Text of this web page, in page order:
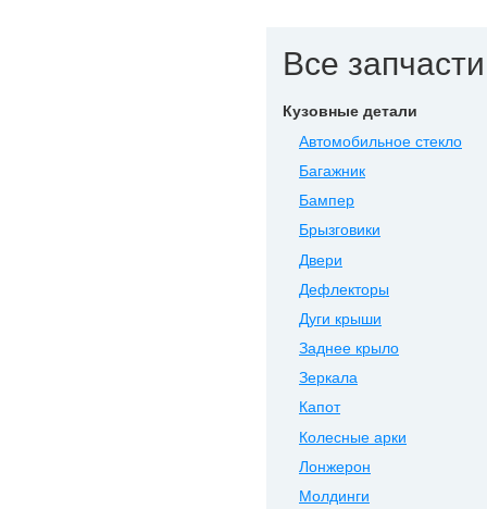
Все
Кузовные детали
Автомобильное стекло
Багажник
Бампер
Брызговики
Двери
Дефлекторы
Дуги крыши
Заднее крыло
Зеркала
Капот
Колесные арки
Лонжерон
Молдинги